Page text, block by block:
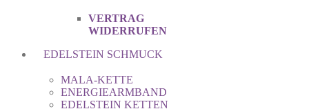
VERTRAG
WIDERRUFEN
EDELSTEIN SCHMUCK
MALA-KETTE
ENERGIEARMBAND
EDELSTEIN KETTEN